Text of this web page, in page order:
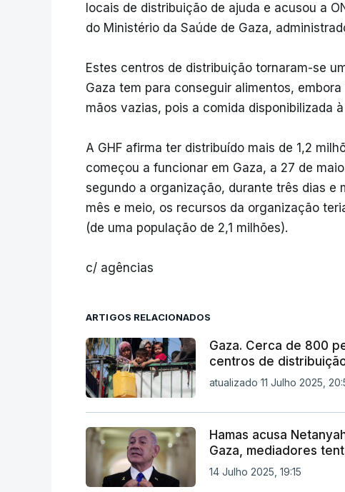
locais de distribuição de ajuda e acusou a
do Ministério da Saúde de Gaza,
Estes centros de distribuição tornaram-se
Gaza tem para conseguir alimentos,
mãos vazias, pois a comida disponibilizada
A GHF afirma ter distribuído mais de 1,2
começou a funcionar em Gaza, a 27 de
segundo a organização, durante três dias e
mês e meio, os recursos da organização
(de uma população de 2,1 milhões).
c/ agências
ARTIGOS RELACIONADOS
Gaza. Cerca de 800
centros de
atualizado 11 Julho 2025,
Hamas acusa
Gaza, mediadores
14 Julho 2025, 19:15